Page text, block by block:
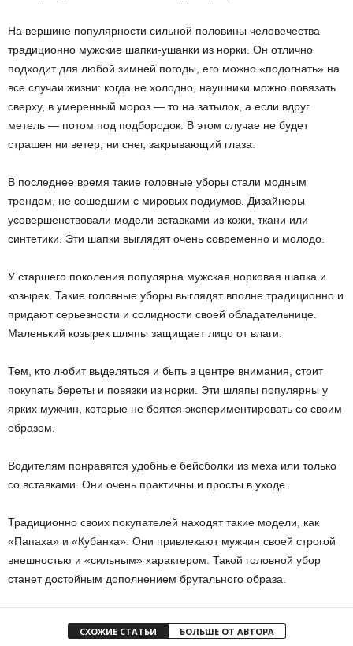
На вершине популярности сильной половины человечества
традиционно мужские шапки-ушанки из норки. Он отлично
подходит для любой зимней погоды, его можно «подогнать» на
все случаи жизни: когда не холодно, наушники можно повязать
сверху, в умеренный мороз — то на затылок, а если вдруг
метель — потом под подбородок. В этом случае не будет
страшен ни ветер, ни снег, закрывающий глаза.
В последнее время такие головные уборы стали модным
трендом, не сошедшим с мировых подиумов. Дизайнеры
усовершенствовали модели вставками из кожи, ткани или
синтетики. Эти шапки выглядят очень современно и молодо.
У старшего поколения популярна мужская норковая шапка и
козырек. Такие головные уборы выглядят вполне традиционно и
придают серьезности и солидности своей обладательнице.
Маленький козырек шляпы защищает лицо от влаги.
Тем, кто любит выделяться и быть в центре внимания, стоит
покупать береты и повязки из норки. Эти шляпы популярны у
ярких мужчин, которые не боятся экспериментировать со своим
образом.
Водителям понравятся удобные бейсболки из меха или только
со вставками. Они очень практичны и просты в уходе.
Традиционно своих покупателей находят такие модели, как
«Папаха» и «Кубанка». Они привлекают мужчин своей строгой
внешностью и «сильным» характером. Такой головной убор
станет достойным дополнением брутального образа.
СХОЖИЕ СТАТЬИ БОЛЬШЕ ОТ АВТОРА